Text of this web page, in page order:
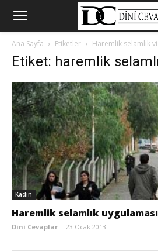
Ana Sayfa Etiketler Haremlik selamlık
Etiket: haremlik
Kadın
Haremlik selamlık
Dini Cevaplar - 23 Ocak 2013